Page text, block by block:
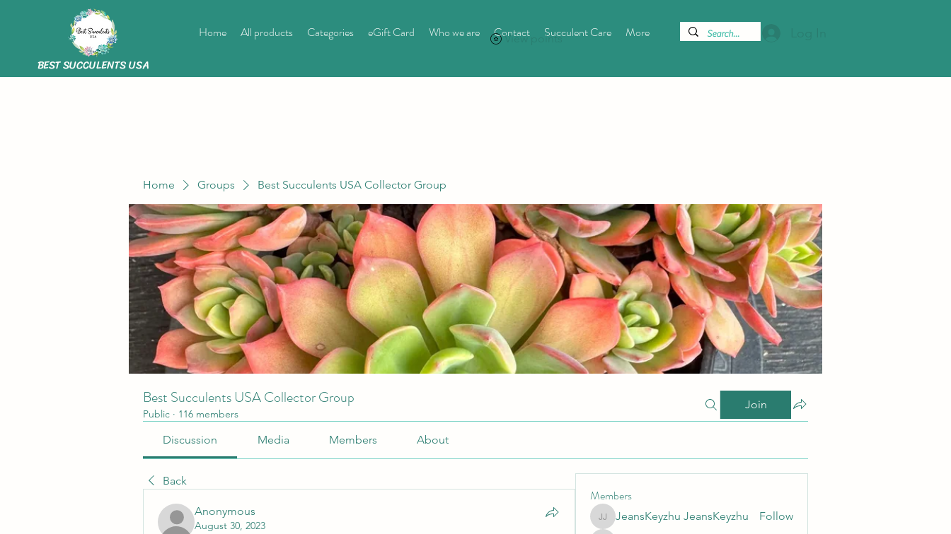
BEST SUCCULENTS USA
Home All products Categories eGift Card Who we are Contact Succulent Care More
View points
Home Groups Best Succulents USA Collector Group
Best Succulents USA Collector Group
Public · 116 members
Join
Discussion Media Members About
Back
Anonymous
August 30, 2023
Members
JeansKeyzhu JeansKeyzhu
JeansKeyzhu JeansKeyzhu Follow